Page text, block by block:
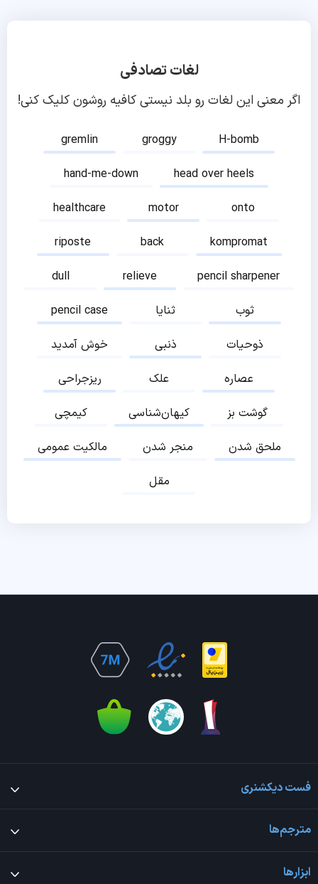
لغات تصادفی
اگر معنی این لغات رو بلد نیستی کافیه روشون کلیک کنی!
gremlin groggy
H-bomb
hand-me-down
head over heels
healthcare
motor
onto
riposte
back
kompromat
dull
relieve
pencil sharpener
pencil case
ثنایا
ثوب
خوش آمدید
ذنبی
ذوحیات
ریزجراحی
علک
عصاره
کیمچی
کیهان‌شناسی
گوشت بز
مالکیت عمومی
منجر شدن
ملحق شدن
مقل
فست دیکشنری
مترجم‌ها
ابزارها